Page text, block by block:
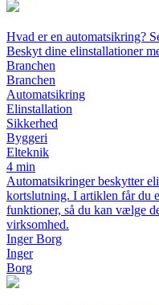
Hvad er en automatsikring?
Beskyt dine elinstallationer
Branchen
Branchen
Automatsikring
Elinstallation
Sikkerhed
Byggeri
Elteknik
4 min
Automatsikringer beskytter
kortslutning. I artiklen får du
funktioner, så du kan vælge
virksomhed.
Inger Borg
Inger
Borg